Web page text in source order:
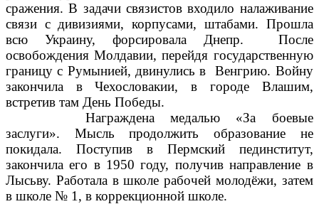
сражения. В задачи связистов входило налаживание
связи с дивизиями, корпусами, штабами. Прошла
всю Украину, форсировала Днепр. После
освобождения Молдавии, перейдя государственную
границу с Румынией, двинулись в Венгрию. Войну
закончила в Чехословакии, в городе Влашим,
встретив там День Победы.
Награждена медалью «За боевые
заслуги». Мысль продолжить образование не
покидала. Поступив в Пермский пединститут,
закончила его в 1950 году, получив направление в
Лысьву. Работала в школе рабочей молодёжи, затем
в школе № 1, в коррекционной школе.